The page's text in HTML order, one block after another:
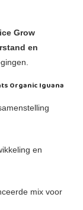
Grow
en
Organic Iguana
en
mix voor